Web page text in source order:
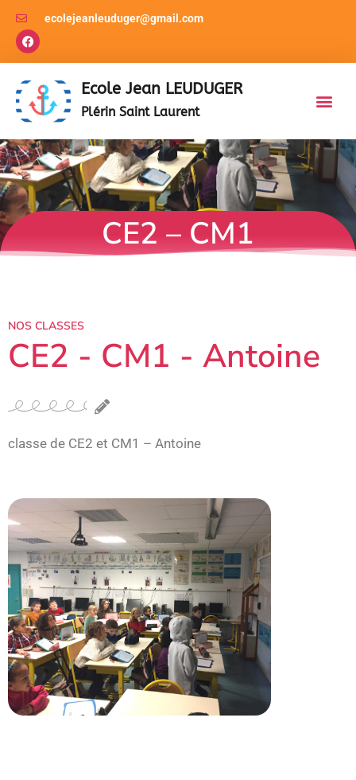
ecolejeanleuduger@gmail.com
Ecole Jean LEUDUGER
Plérin Saint Laurent
CE2 – CM1​
NOS CLASSES
CE2 - CM1 - Antoine
classe de CE2 et CM1 – Antoine